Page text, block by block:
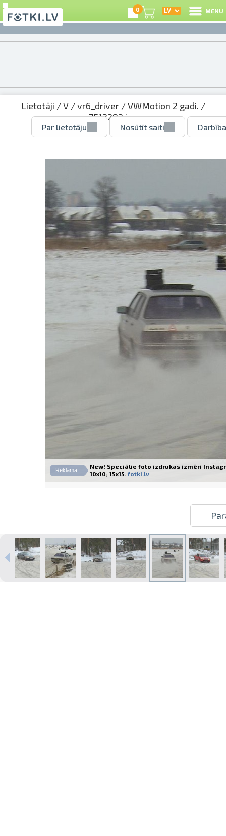
Izdrukas 1h laikā Rīgā – pasūtiet
Dažādi formāti un papīra veidi
jūsu foto
Piegāde visā Latvijā vai
saņemšana klātienē
0 MENU
Lietotāji /V/vr6_driver/VWMotion 2 gadi. /
7512283.jpg
Par lietotāju Nosūtīt saiti
Reklāma
New! Speciālie foto izdrukas izmēri
10x10; 15x15. fotki.lv